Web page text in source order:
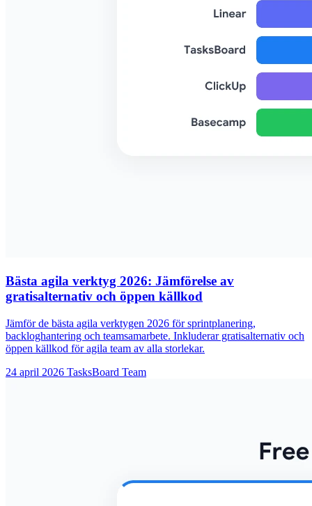
Bästa agila verktyg 2026: Jämförelse av
gratisalternativ och öppen källkod
Jämför de bästa agila verktygen 2026 för sprintplanering,
backloghantering och teamsamarbete. Inkluderar gratisalternativ och
öppen källkod för agila team av alla storlekar.
24 april 2026 TasksBoard Team